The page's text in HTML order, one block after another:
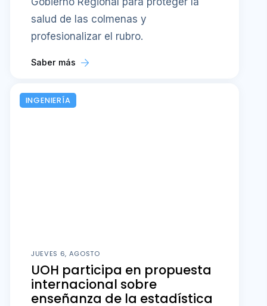
salud de las colmenas y
profesionalizar el rubro.
Saber más
INGENIERÍA
JUEVES 6, AGOSTO
UOH participa en propuesta
internacional sobre
enseñanza de la estadística